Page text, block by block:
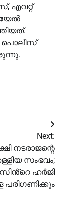
എവറ്റ്
പൊലീസ്
Next:
നടരാജന്റെ
സംഭവം;
ഹര്‍ജി
പരിഗണിക്കും